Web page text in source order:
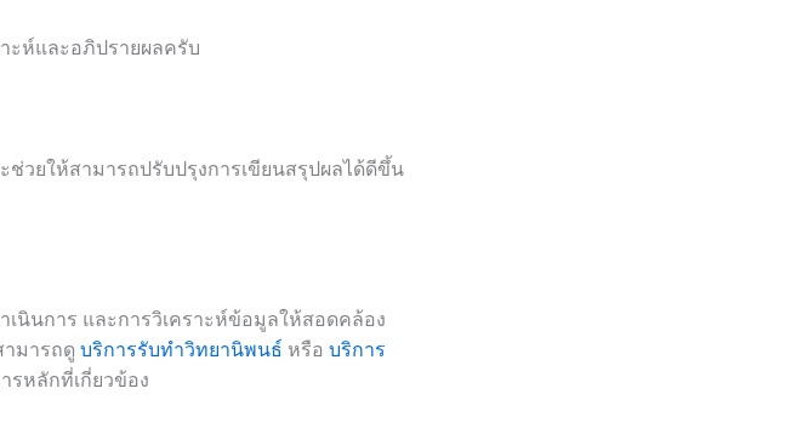
ะห์และอภิปรายผลครับ
วยให้สามารถปรับปรุงการเขียนสรุปผลได้ดีขึ้น
เนินการ และการวิเคราะห์ข้อมูลให้สอดคล้อง
มารถดู บริการรับทำวิทยานิพนธ์ หรือ บริการ
รหลักที่เกี่ยวข้อง